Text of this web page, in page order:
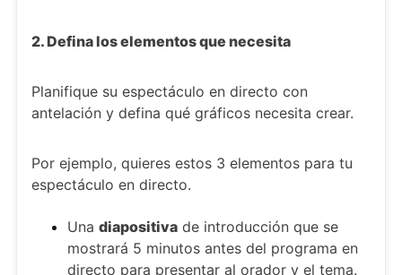
2. Defina los elementos que necesita
Planifique su espectáculo en directo con
antelación y defina qué gráficos necesita crear.
Por ejemplo, quieres estos 3 elementos para tu
espectáculo en directo.
Una diapositiva de introducción que se
mostrará 5 minutos antes del programa en
directo para presentar al orador y el tema.